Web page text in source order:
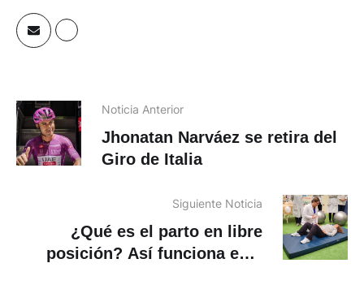
Noticia Anterior
Jhonatan Narváez se retira del
Giro de Italia
Siguiente Noticia
¿Qué es el parto en libre
posición? Así funciona este